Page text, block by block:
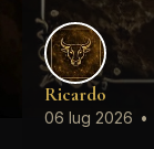
Ricardo
06 lug 2026 •